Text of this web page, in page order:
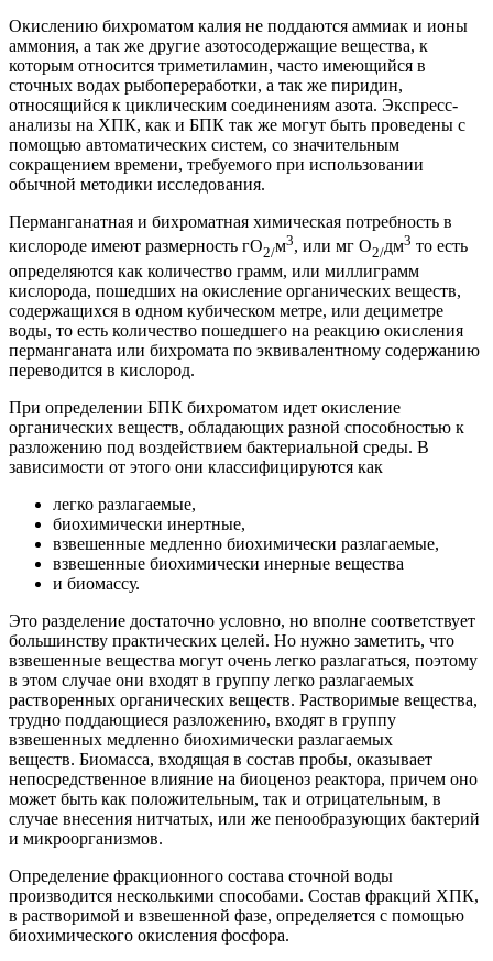
Окислению бихроматом калия не поддаются аммиак и ионы
аммония, а так же другие азотосодержащие вещества, к
которым относится триметиламин, часто имеющийся в
сточных водах рыбопереработки, а так же пиридин,
относящийся к циклическим соединениям азота. Экспресс-
анализы на ХПК, как и БПК так же могут быть проведены с
помощью автоматических систем, со значительным
сокращением времени, требуемого при использовании
обычной методики исследования.
Перманганатная и бихроматная химическая потребность в
кислороде имеют размерность гО2/м3, или мг О2/дм3 то есть
определяются как количество грамм, или миллиграмм
кислорода, пошедших на окисление органических веществ,
содержащихся в одном кубическом метре, или дециметре
воды, то есть количество пошедшего на реакцию окисления
перманганата или бихромата по эквивалентному содержанию
переводится в кислород.
При определении БПК бихроматом идет окисление
органических веществ, обладающих разной способностью к
разложению под воздействием бактериальной среды. В
зависимости от этого они классифицируются как
легко разлагаемые,
биохимически инертные,
взвешенные медленно биохимически разлагаемые,
взвешенные биохимически инерные вещества
и биомассу.
Это разделение достаточно условно, но вполне соответствует
большинству практических целей. Но нужно заметить, что
взвешенные вещества могут очень легко разлагаться, поэтому
в этом случае они входят в группу легко разлагаемых
растворенных органических веществ. Растворимые вещества,
трудно поддающиеся разложению, входят в группу
взвешенных медленно биохимически разлагаемых
веществ. Биомасса, входящая в состав пробы, оказывает
непосредственное влияние на биоценоз реактора, причем оно
может быть как положительным, так и отрицательным, в
случае внесения нитчатых, или же пенообразующих бактерий
и микроорганизмов.
Определение фракционного состава сточной воды
производится несколькими способами. Состав фракций ХПК,
в растворимой и взвешенной фазе, определяется с помощью
биохимического окисления фосфора.